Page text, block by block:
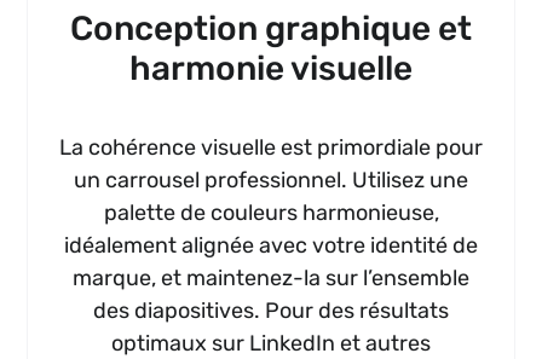
Conception graphique et
harmonie visuelle
La cohérence visuelle est primordiale pour
un carrousel professionnel. Utilisez une
palette de couleurs harmonieuse,
idéalement alignée avec votre identité de
marque, et maintenez-la sur l’ensemble
des diapositives. Pour des résultats
optimaux sur LinkedIn et autres